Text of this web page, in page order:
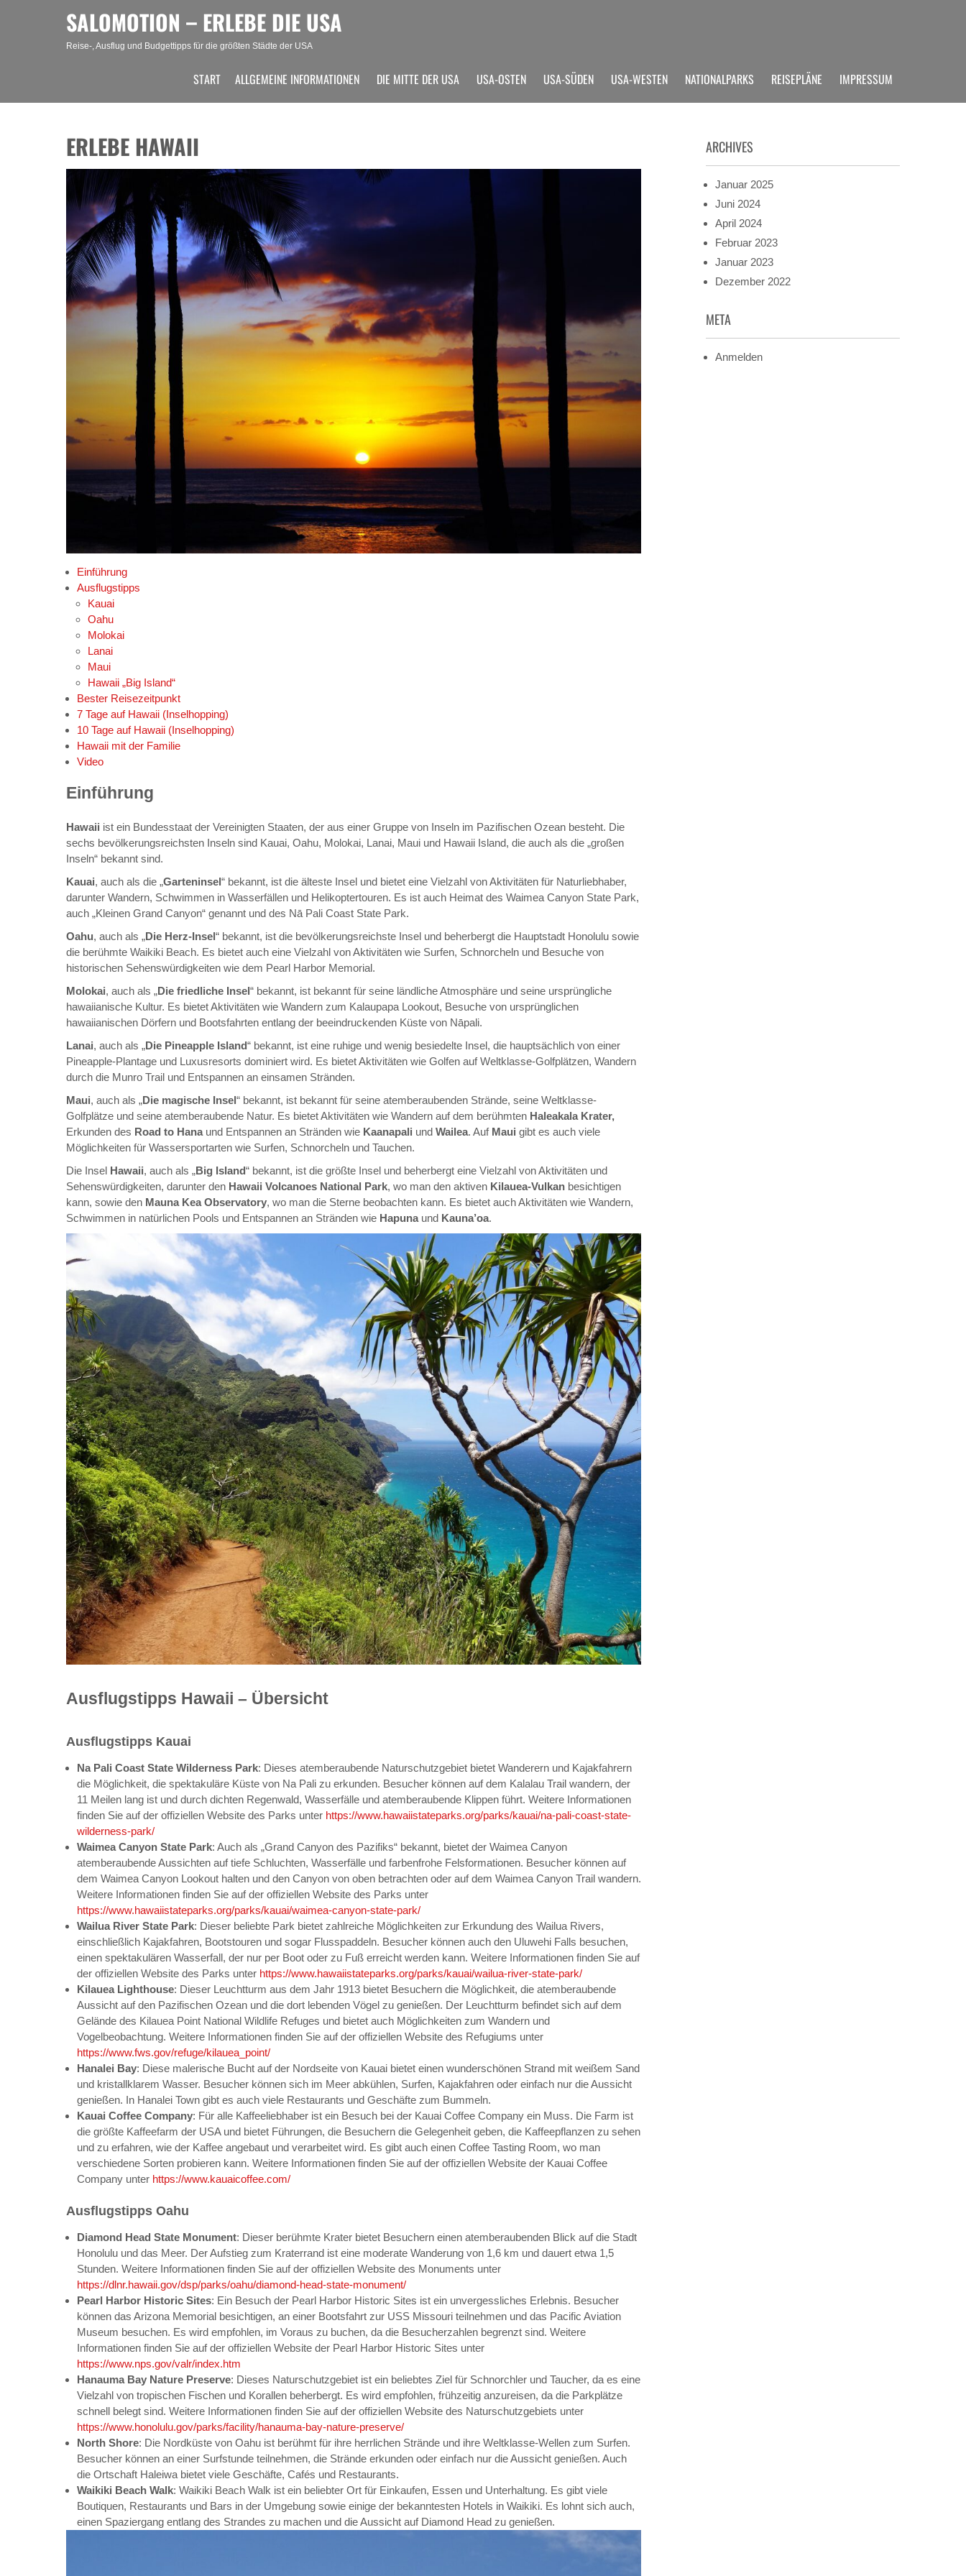
SALOMOTION – ERLEBE DIE USA
Reise-, Ausflug und Budgettipps für die größten Städte der USA
START ALLGEMEINE INFORMATIONEN DIE MITTE DER USA USA-OSTEN USA-SÜDEN USA-WESTEN NATIONALPARKS REISEPLÄNE IMPRESSUM
ERLEBE HAWAII
Einführung
Ausflugstipps
Kauai
Oahu
Molokai
Lanai
Maui
Hawaii „Big Island“
Bester Reisezeitpunkt
7 Tage auf Hawaii (Inselhopping)
10 Tage auf Hawaii (Inselhopping)
Hawaii mit der Familie
Video
Einführung
Hawaii ist ein Bundesstaat der Vereinigten Staaten, der aus einer Gruppe von Inseln im Pazifischen Ozean besteht. Die
sechs bevölkerungsreichsten Inseln sind Kauai, Oahu, Molokai, Lanai, Maui und Hawaii Island, die auch als die „großen
Inseln“ bekannt sind.
Kauai, auch als die „Garteninsel“ bekannt, ist die älteste Insel und bietet eine Vielzahl von Aktivitäten für Naturliebhaber,
darunter Wandern, Schwimmen in Wasserfällen und Helikoptertouren. Es ist auch Heimat des Waimea Canyon State Park,
auch „Kleinen Grand Canyon“ genannt und des Nā Pali Coast State Park.
Oahu, auch als „Die Herz-Insel“ bekannt, ist die bevölkerungsreichste Insel und beherbergt die Hauptstadt Honolulu sowie
die berühmte Waikiki Beach. Es bietet auch eine Vielzahl von Aktivitäten wie Surfen, Schnorcheln und Besuche von
historischen Sehenswürdigkeiten wie dem Pearl Harbor Memorial.
Molokai, auch als „Die friedliche Insel“ bekannt, ist bekannt für seine ländliche Atmosphäre und seine ursprüngliche
hawaiianische Kultur. Es bietet Aktivitäten wie Wandern zum Kalaupapa Lookout, Besuche von ursprünglichen
hawaiianischen Dörfern und Bootsfahrten entlang der beeindruckenden Küste von Nāpali.
Lanai, auch als „Die Pineapple Island“ bekannt, ist eine ruhige und wenig besiedelte Insel, die hauptsächlich von einer
Pineapple-Plantage und Luxusresorts dominiert wird. Es bietet Aktivitäten wie Golfen auf Weltklasse-Golfplätzen, Wandern
durch die Munro Trail und Entspannen an einsamen Stränden.
Maui, auch als „Die magische Insel“ bekannt, ist bekannt für seine atemberaubenden Strände, seine Weltklasse-
Golfplätze und seine atemberaubende Natur. Es bietet Aktivitäten wie Wandern auf dem berühmten Haleakala Krater,
Erkunden des Road to Hanaund Entspannen an Stränden wie Kaanapali und Wailea. Auf Maui gibt es auch viele
Möglichkeiten für Wassersportarten wie Surfen, Schnorcheln und Tauchen.
Die Insel Hawaii, auch als „Big Island“ bekannt, ist die größte Insel und beherbergt eine Vielzahl von Aktivitäten und
Sehenswürdigkeiten, darunter den Hawaii Volcanoes National Park, wo man den aktiven Kilauea-Vulkan besichtigen
kann, sowie den Mauna Kea Observatory, wo man die Sterne beobachten kann. Es bietet auch Aktivitäten wie Wandern,
Schwimmen in natürlichen Pools und Entspannen an Stränden wie Hapunaund Kauna’oa.
Ausflugstipps Hawaii – Übersicht
Ausflugstipps Kauai
Na Pali Coast State Wilderness Park: Dieses atemberaubende Naturschutzgebiet bietet Wanderern und Kajakfahrern
die Möglichkeit, die spektakuläre Küste von Na Pali zu erkunden. Besucher können auf dem Kalalau Trail wandern, der
11 Meilen lang ist und durch dichten Regenwald, Wasserfälle und atemberaubende Klippen führt. Weitere Informationen
finden Sie auf der offiziellen Website des Parks unter https://www.hawaiistateparks.org/parks/kauai/na-pali-coast-state-
wilderness-park/
Waimea Canyon State Park: Auch als „Grand Canyon des Pazifiks“ bekannt, bietet der Waimea Canyon
atemberaubende Aussichten auf tiefe Schluchten, Wasserfälle und farbenfrohe Felsformationen. Besucher können auf
dem Waimea Canyon Lookout halten und den Canyon von oben betrachten oder auf dem Waimea Canyon Trail wandern.
Weitere Informationen finden Sie auf der offiziellen Website des Parks unter
https://www.hawaiistateparks.org/parks/kauai/waimea-canyon-state-park/
Wailua River State Park: Dieser beliebte Park bietet zahlreiche Möglichkeiten zur Erkundung des Wailua Rivers,
einschließlich Kajakfahren, Bootstouren und sogar Flusspaddeln. Besucher können auch den Uluwehi Falls besuchen,
einen spektakulären Wasserfall, der nur per Boot oder zu Fuß erreicht werden kann. Weitere Informationen finden Sie auf
der offiziellen Website des Parks unter https://www.hawaiistateparks.org/parks/kauai/wailua-river-state-park/
Kilauea Lighthouse: Dieser Leuchtturm aus dem Jahr 1913 bietet Besuchern die Möglichkeit, die atemberaubende
Aussicht auf den Pazifischen Ozean und die dort lebenden Vögel zu genießen. Der Leuchtturm befindet sich auf dem
Gelände des Kilauea Point National Wildlife Refuges und bietet auch Möglichkeiten zum Wandern und
Vogelbeobachtung. Weitere Informationen finden Sie auf der offiziellen Website des Refugiums unter
https://www.fws.gov/refuge/kilauea_point/
Hanalei Bay: Diese malerische Bucht auf der Nordseite von Kauai bietet einen wunderschönen Strand mit weißem Sand
und kristallklarem Wasser. Besucher können sich im Meer abkühlen, Surfen, Kajakfahren oder einfach nur die Aussicht
genießen. In Hanalei Town gibt es auch viele Restaurants und Geschäfte zum Bummeln.
Kauai Coffee Company: Für alle Kaffeeliebhaber ist ein Besuch bei der Kauai Coffee Company ein Muss. Die Farm ist
die größte Kaffeefarm der USA und bietet Führungen, die Besuchern die Gelegenheit geben, die Kaffeepflanzen zu sehen
und zu erfahren, wie der Kaffee angebaut und verarbeitet wird. Es gibt auch einen Coffee Tasting Room, wo man
verschiedene Sorten probieren kann. Weitere Informationen finden Sie auf der offiziellen Website der Kauai Coffee
Company unter https://www.kauaicoffee.com/
Ausflugstipps Oahu
Diamond Head State Monument: Dieser berühmte Krater bietet Besuchern einen atemberaubenden Blick auf die Stadt
Honolulu und das Meer. Der Aufstieg zum Kraterrand ist eine moderate Wanderung von 1,6 km und dauert etwa 1,5
Stunden. Weitere Informationen finden Sie auf der offiziellen Website des Monuments unter
https://dlnr.hawaii.gov/dsp/parks/oahu/diamond-head-state-monument/
Pearl Harbor Historic Sites: Ein Besuch der Pearl Harbor Historic Sites ist ein unvergessliches Erlebnis. Besucher
können das Arizona Memorial besichtigen, an einer Bootsfahrt zur USS Missouri teilnehmen und das Pacific Aviation
Museum besuchen. Es wird empfohlen, im Voraus zu buchen, da die Besucherzahlen begrenzt sind. Weitere
Informationen finden Sie auf der offiziellen Website der Pearl Harbor Historic Sites unter
https://www.nps.gov/valr/index.htm
Hanauma Bay Nature Preserve: Dieses Naturschutzgebiet ist ein beliebtes Ziel für Schnorchler und Taucher, da es eine
Vielzahl von tropischen Fischen und Korallen beherbergt. Es wird empfohlen, frühzeitig anzureisen, da die Parkplätze
schnell belegt sind. Weitere Informationen finden Sie auf der offiziellen Website des Naturschutzgebiets unter
https://www.honolulu.gov/parks/facility/hanauma-bay-nature-preserve/
North Shore: Die Nordküste von Oahu ist berühmt für ihre herrlichen Strände und ihre Weltklasse-Wellen zum Surfen.
Besucher können an einer Surfstunde teilnehmen, die Strände erkunden oder einfach nur die Aussicht genießen. Auch
die Ortschaft Haleiwa bietet viele Geschäfte, Cafés und Restaurants.
Waikiki Beach Walk: Waikiki Beach Walk ist ein beliebter Ort für Einkaufen, Essen und Unterhaltung. Es gibt viele
Boutiquen, Restaurants und Bars in der Umgebung sowie einige der bekanntesten Hotels in Waikiki. Es lohnt sich auch,
einen Spaziergang entlang des Strandes zu machen und die Aussicht auf Diamond Head zu genießen.
ARCHIVES
Januar 2025
Juni 2024
April 2024
Februar 2023
Januar 2023
Dezember 2022
META
Anmelden